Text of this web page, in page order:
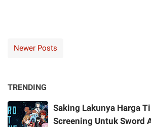
Newer Posts
TRENDING
Saking Lakunya Harga
Screening Untuk Sword